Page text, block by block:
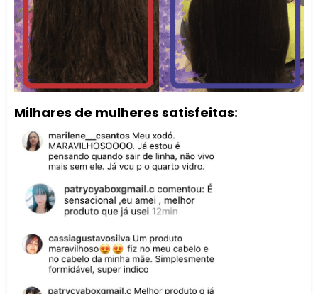
Milhares de mulheres satisfeitas: